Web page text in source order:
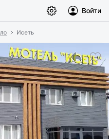
Войти
Исеть